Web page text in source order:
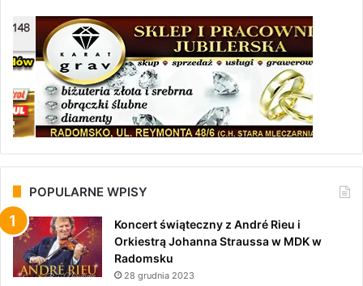
POPULARNE WPISY
Koncert świąteczny z André Rieu i
Orkiestrą Johanna Straussa w MDK w
Radomsku
28 grudnia 2023